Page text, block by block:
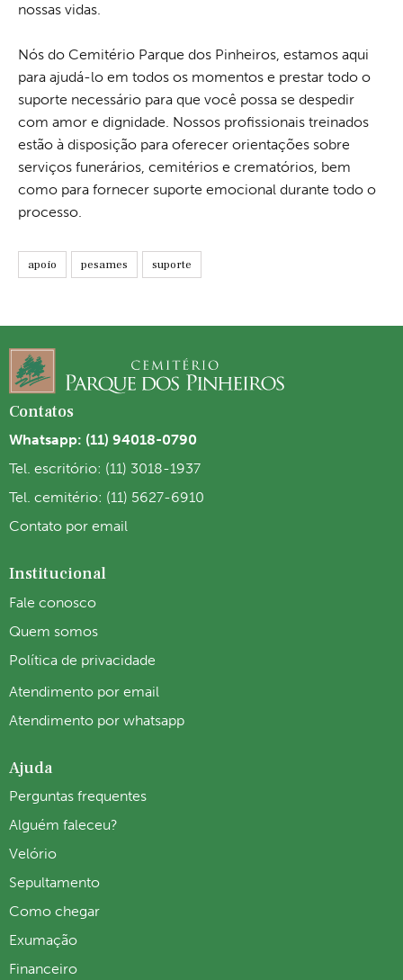
nossas vidas.
Nós do Cemitério Parque dos Pinheiros, estamos aqui
para ajudá-lo em todos os momentos e prestar todo o
suporte necessário para que você possa se despedir
com amor e dignidade. Nossos profissionais treinados
estão à disposição para oferecer orientações sobre
serviços funerários, cemitérios e crematórios, bem
como para fornecer suporte emocional durante todo o
processo.
apoio pesames suporte
Contatos
Whatsapp: (11) 94018-0790
Tel. escritório: (11) 3018-1937
Tel. cemitério: (11) 5627-6910
Contato por email
Institucional
Fale conosco
Quem somos
Política de privacidade
Atendimento por email
Atendimento por whatsapp
Ajuda
Perguntas frequentes
Alguém faleceu?
Velório
Sepultamento
Como chegar
Exumação
Financeiro